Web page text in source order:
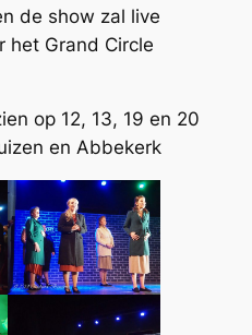
de show zal live
het Grand Circle
op 12, 13, 19 en 20
en Abbekerk